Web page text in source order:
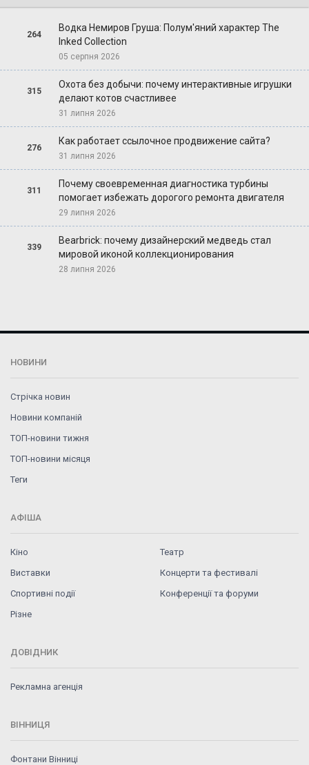
264
Водка Немиров Груша: Полум'яний характер The
Inked Collection
05 серпня 2026
315
Охота без добычи: почему интерактивные игрушки
делают котов счастливее
31 липня 2026
276
Как работает ссылочное продвижение сайта?
31 липня 2026
311
Почему своевременная диагностика турбины
помогает избежать дорогого ремонта двигателя
29 липня 2026
339
Bearbrick: почему дизайнерский медведь стал
мировой иконой коллекционирования
28 липня 2026
НОВИНИ
Стрічка новин
Новини компаній
ТОП-новини тижня
ТОП-новини місяця
Теги
АФІША
Кіно
Театр
Виставки
Концерти та фестивалі
Спортивні події
Конференції та форуми
Різне
ДОВІДНИК
Рекламна агенція
ВІННИЦЯ
Фонтани Вінниці